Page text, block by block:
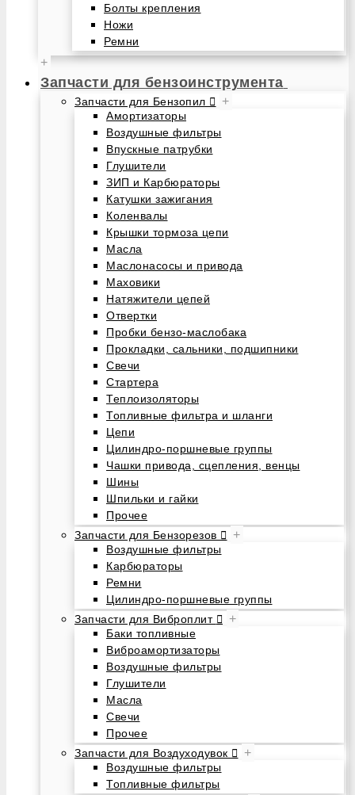
Болты крепления
Ножи
Ремни
+
Запчасти для бензоинструмента
Запчасти для Бензопил +
Амортизаторы
Воздушные фильтры
Впускные патрубки
Глушители
ЗИП и Карбюраторы
Катушки зажигания
Коленвалы
Крышки тормоза цепи
Масла
Маслонасосы и привода
Маховики
Натяжители цепей
Отвертки
Пробки бензо-маслобака
Прокладки, сальники, подшипники
Свечи
Стартера
Теплоизоляторы
Топливные фильтра и шланги
Цепи
Цилиндро-поршневые группы
Чашки привода, сцепления, венцы
Шины
Шпильки и гайки
Прочее
Запчасти для Бензорезов
+
Воздушные фильтры
Карбюраторы
Ремни
Цилиндро-поршневые группы
Запчасти для Виброплит
+
Баки топливные
Виброамортизаторы
Воздушные фильтры
Глушители
Масла
Свечи
Прочее
Запчасти для Воздуходувок
+
Воздушные фильтры
Топливные фильтры